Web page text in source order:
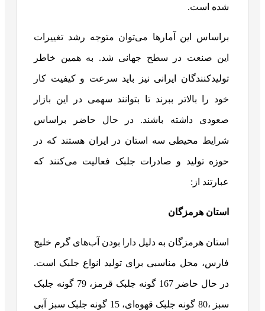
شده است.
براساس این آمارها می‌توان متوجه رشد تغییرات
این صنعت در سطح جهانی شد. به همین خاطر
تولیدکنندگان ایرانی نیز باید سرعت و کیفیت کار
خود را بالاتر ببرند تا بتوانند سهمی در این بازار
صعودی داشته باشند. در حال حاضر براساس
شرایط محیطی سه استان در ایران هستند که در
حوزه تولید و صادرات جلبک فعالیت می‌کنند که
عبارتند از:
استان هرمزگان
استان هرمزگان به دلیل دارا بودن آب‌های گرم خلیج
فارس، محل مناسبی برای تولید انواع جلبک است.
در حال حاضر 167 گونه جلبک قرمز، 79 گونه جلبک
سبز ،80 گونه جلبک قهوه‌ای، 15 گونه جلبک سبز آبی